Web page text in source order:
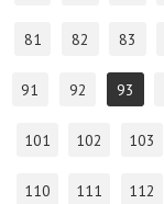
81 82 83
91 92 93
101 102 103
110 111 112